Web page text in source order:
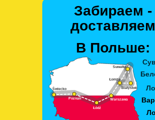
Забираем -
доставляем
В Польше: